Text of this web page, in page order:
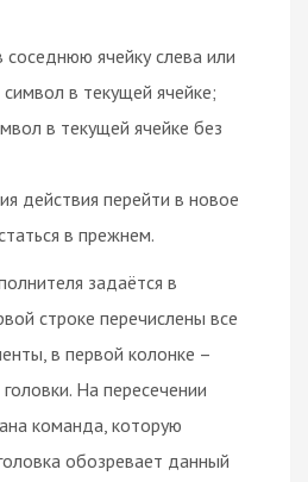
соседнюю ячейку слева или
в текущей ячейке;
в текущей ячейке без
действия перейти в новое
в прежнем.
задаётся в
строке перечислены все
в первой колонке –
На пересечении
команда, которую
обозревает данный